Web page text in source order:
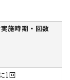
施時期・回数
1回